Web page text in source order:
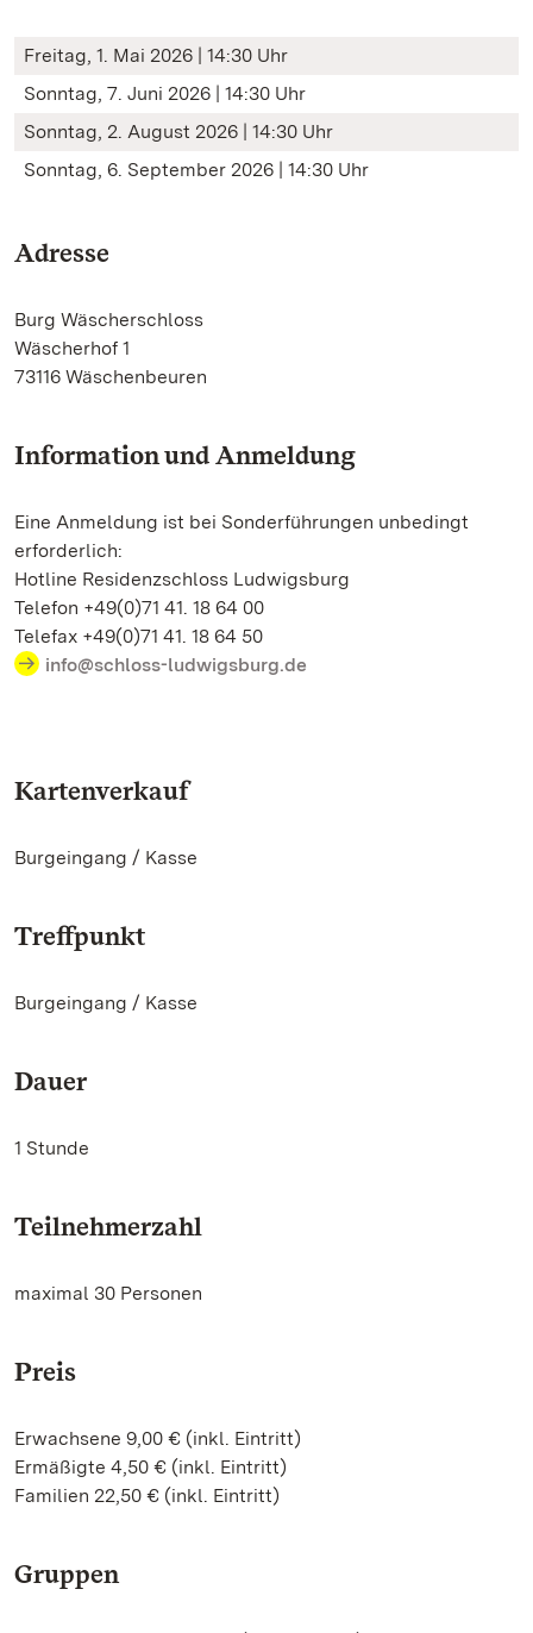
Freitag, 1. Mai 2026 | 14:30 Uhr
Sonntag, 7. Juni 2026 | 14:30 Uhr
Sonntag, 2. August 2026 | 14:30 Uhr
Sonntag, 6. September 2026 | 14:30 Uhr
Adresse
Burg Wäscherschloss
Wäscherhof 1
73116 Wäschenbeuren
Information und Anmeldung
Eine Anmeldung ist bei Sonderführungen unbedingt
erforderlich:
Hotline Residenzschloss Ludwigsburg
Telefon +49(0)71 41. 18 64 00
Telefax +49(0)71 41. 18 64 50
info@schloss-ludwigsburg.de
Kartenverkauf
Burgeingang / Kasse
Treffpunkt
Burgeingang / Kasse
Dauer
1 Stunde
Teilnehmerzahl
maximal 30 Personen
Preis
Erwachsene 9,00 € (inkl. Eintritt)
Ermäßigte 4,50 € (inkl. Eintritt)
Familien 22,50 € (inkl. Eintritt)
Gruppen